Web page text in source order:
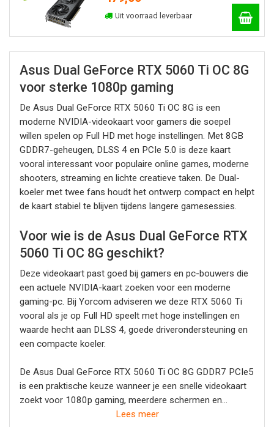
Uit voorraad leverbaar
Asus Dual GeForce RTX 5060 Ti OC 8G
voor sterke 1080p gaming
De Asus Dual GeForce RTX 5060 Ti OC 8G is een
moderne NVIDIA-videokaart voor gamers die soepel
willen spelen op Full HD met hoge instellingen. Met 8GB
GDDR7-geheugen, DLSS 4 en PCIe 5.0 is deze kaart
vooral interessant voor populaire online games, moderne
shooters, streaming en lichte creatieve taken. De Dual-
koeler met twee fans houdt het ontwerp compact en helpt
de kaart stabiel te blijven tijdens langere gamesessies.
Voor wie is de Asus Dual GeForce RTX
5060 Ti OC 8G geschikt?
Deze videokaart past goed bij gamers en pc-bouwers die
een actuele NVIDIA-kaart zoeken voor een moderne
gaming-pc. Bij Yorcom adviseren we deze RTX 5060 Ti
vooral als je op Full HD speelt met hoge instellingen en
waarde hecht aan DLSS 4, goede driverondersteuning en
een compacte koeler.
De Asus Dual GeForce RTX 5060 Ti OC 8G GDDR7 PCIe5
is een praktische keuze wanneer je een snelle videokaart
zoekt voor 1080p gaming, meerdere schermen en
dagelijks gebruik. De 8GB videogeheugen is vooral logisch
Lees meer